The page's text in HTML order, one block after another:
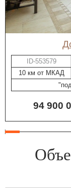
ID-553579
10 км от МКАД
94 900